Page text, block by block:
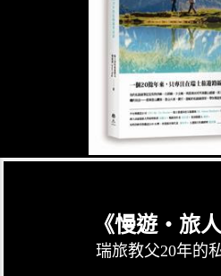
《慢遊‧旅
瑞旅教父20年的